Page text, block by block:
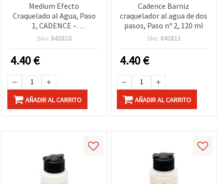
Medium Efecto
Craquelado al Agua, Paso
1, CADENCE –
Imprimación Base para
Huevos, Acabado Vintage,
Sku: 842810
4.40€
AÑADIR AL CARRITO
Cadence Barniz
craquelador al agua de dos
pasos, Paso nº 2, 120 ml
Sku: 842811
4.40€
AÑADIR AL CARRITO